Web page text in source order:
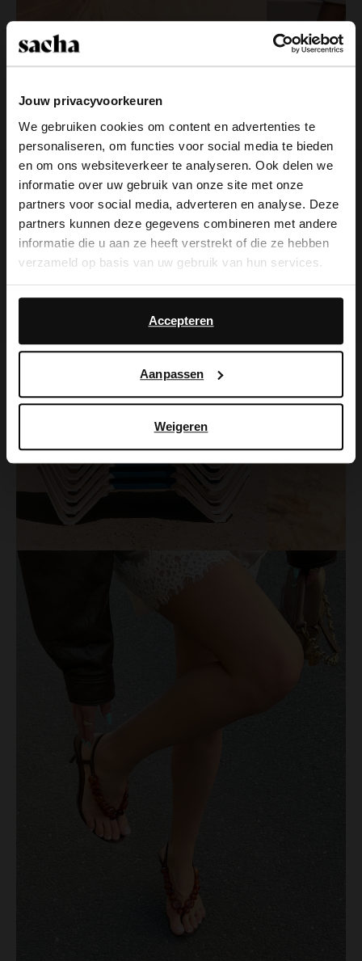
Jouw privacyvoorkeuren
We gebruiken cookies om content en advertenties te
personaliseren, om functies voor social media te bieden
en om ons websiteverkeer te analyseren. Ook delen we
informatie over uw gebruik van onze site met onze
partners voor social media, adverteren en analyse. Deze
partners kunnen deze gegevens combineren met andere
informatie die u aan ze heeft verstrekt of die ze hebben
verzameld op basis van uw gebruik van hun services.
Daarnaast werken wij samen met Google voor
advertentie- en meetdoeleinden. Meer informatie over
hoe Google uw persoonsgegevens gebruikt, vindt u op
Accepteren
Aanpassen
Weigeren
A SUMMER CLICHÉ, exactly the kind
you’ll want to wear all season.
×
View this website in English?
It looks like your language isn't Dutch. Would
you like to switch to English?
Yes, switch to
English
No, stay in Dutch